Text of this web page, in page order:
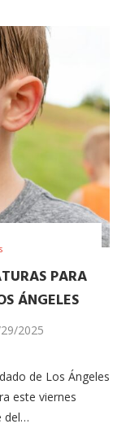
PARA
ÁNGELES
2025
de Los Ángeles
este viernes
del…